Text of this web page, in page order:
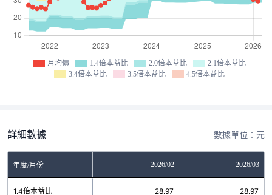
月均價 1.4倍本益比 2.0倍本益比
2.1倍本益比
3.4倍本益比
3.5倍本益比 4.5倍本益比
詳細數據 數據單位：元
年度/月份 2026/02 2026/03
1.4倍本益比 28.97 28.97